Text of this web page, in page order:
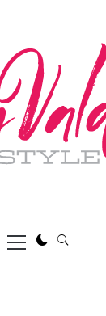
Menú
principal